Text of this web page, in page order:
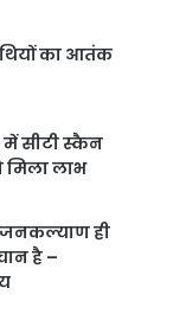
का आतंक
में सीटी स्कैन
मिला लाभ
ही
है –